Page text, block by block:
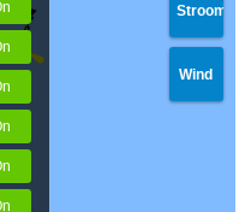
Stroom
Wind